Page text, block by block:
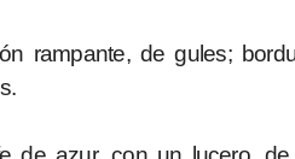
rampante, de gules;